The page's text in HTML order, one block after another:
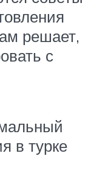
решает,
с
в турке